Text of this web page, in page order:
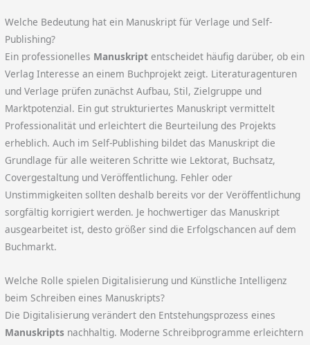
Welche Bedeutung hat ein Manuskript für Verlage und Self-
Publishing?
Ein professionelles Manuskript entscheidet häufig darüber, ob ein
Verlag Interesse an einem Buchprojekt zeigt. Literaturagenturen
und Verlage prüfen zunächst Aufbau, Stil, Zielgruppe und
Marktpotenzial. Ein gut strukturiertes Manuskript vermittelt
Professionalität und erleichtert die Beurteilung des Projekts
erheblich. Auch im Self-Publishing bildet das Manuskript die
Grundlage für alle weiteren Schritte wie Lektorat, Buchsatz,
Covergestaltung und Veröffentlichung. Fehler oder
Unstimmigkeiten sollten deshalb bereits vor der Veröffentlichung
sorgfältig korrigiert werden. Je hochwertiger das Manuskript
ausgearbeitet ist, desto größer sind die Erfolgschancen auf dem
Buchmarkt.
Welche Rolle spielen Digitalisierung und Künstliche Intelligenz
beim Schreiben eines Manuskripts?
Die Digitalisierung verändert den Entstehungsprozess eines
Manuskripts nachhaltig. Moderne Schreibprogramme erleichtern